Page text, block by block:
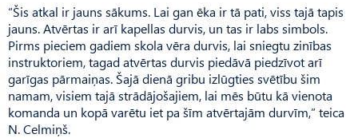
“Šis atkal ir jauns sākums. Lai gan ēka ir tā pati, viss tajā tapis
jauns. Atvērtas ir arī kapellas durvis, un tas ir labs simbols.
Pirms pieciem gadiem skola vēra durvis, lai sniegtu zinības
instruktoriem, tagad atvērtas durvis piedāvā piedzīvot arī
garīgas pārmaiņas. Šajā dienā gribu izlūgties svētību šim
namam, visiem tajā strādājošajiem, lai mēs būtu kā vienota
komanda un kopā varētu iet pa šīm atvērtajām durvīm,” teica
N. Celmiņš.